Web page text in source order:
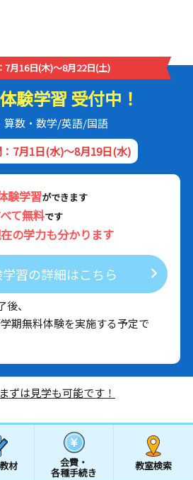
7月16日(木)～8月22日(土)
験学習 受付中！
算数・数学/英語/国語
7月1日(水)～8月19日(水)
験学習ができます
て無料です
の学力も分かります
習の詳細はこちら
、
期無料体験を実施する予定で
ずは見学も可能です！
材 会費・
各種手続き
教室検索